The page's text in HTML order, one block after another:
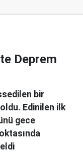
Deprem
bir
Edinilen ilk
gece